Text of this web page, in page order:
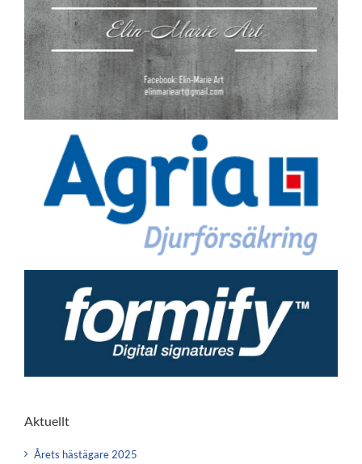
Aktuellt
Årets hästägare 2025